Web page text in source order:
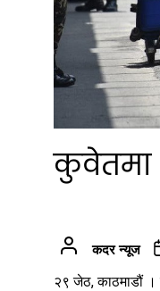
कुवेतमा
कदर न्यूज
२९ जेठ, काठमाडौं ।